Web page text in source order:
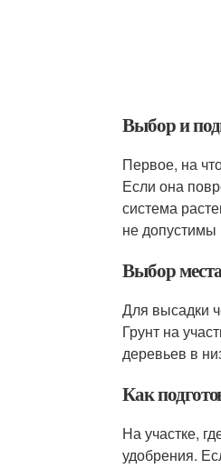
Выбор и
Первое, на
Если она
система
не
Выбор
Для высадки
Грунт на
деревьев в
Как
На участке,
удобрения.